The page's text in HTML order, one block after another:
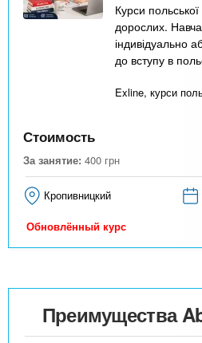
Курси польської
дорослих.
індивідуально
до вступу в
Exline, курси
Стоимость
За занятие: 400 грн
Кропивницкий
Обновлённый курс
Преимущества